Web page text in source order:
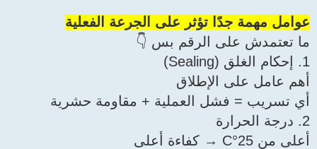
عوامل مهمة جدًا تؤثر على الجرعة الفعلية
ما تعتمدش على الرقم بس 👇
1. إحكام الغلق (Sealing)
أهم عامل على الإطلاق
أي تسريب = فشل العملية + مقاومة حشرية
2. درجة الحرارة
أعلى من 25°C → كفاءة أعلى